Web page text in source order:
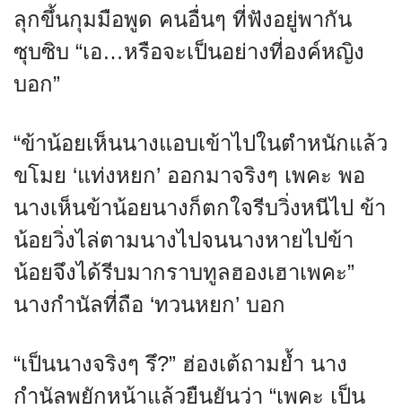
ลุกขึ้นกุมมือพูด คนอื่นๆ ที่ฟังอยู่พากัน
ซุบซิบ “เอ…หรือจะเป็นอย่างที่องค์หญิง
บอก”
“ข้าน้อยเห็นนางแอบเข้าไปในตำหนักแล้ว
ขโมย ‘แท่งหยก’ ออกมาจริงๆ เพคะ พอ
นางเห็นข้าน้อยนางก็ตกใจรีบวิ่งหนีไป ข้า
น้อยวิ่งไล่ตามนางไปจนนางหายไปข้า
น้อยจึงได้รีบมากราบทูลฮองเฮาเพคะ”
นางกำนัลที่ถือ ‘ทวนหยก’ บอก
“เป็นนางจริงๆ รึ?” ฮ่องเต้ถามย้ำ นาง
กำนัลพยักหน้าแล้วยืนยันว่า “เพคะ เป็น